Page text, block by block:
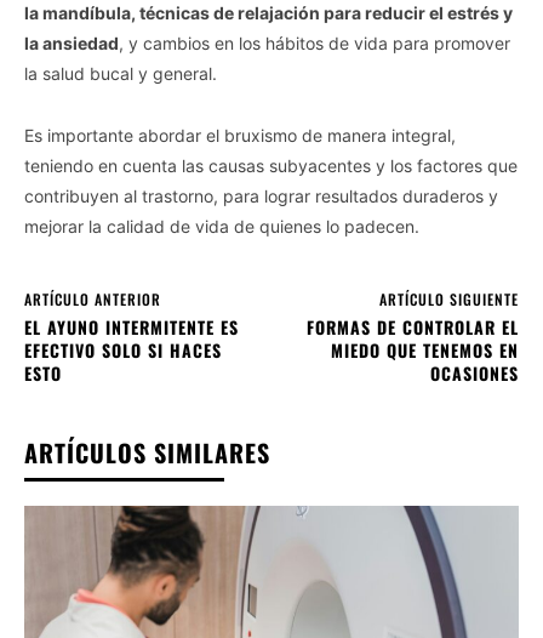
la mandíbula, técnicas de relajación para reducir el estrés y
la ansiedad, y cambios en los hábitos de vida para promover
la salud bucal y general.
Es importante abordar el bruxismo de manera integral,
teniendo en cuenta las causas subyacentes y los factores que
contribuyen al trastorno, para lograr resultados duraderos y
mejorar la calidad de vida de quienes lo padecen.
ARTÍCULO ANTERIOR
EL AYUNO INTERMITENTE ES
EFECTIVO SOLO SI HACES
ESTO
ARTÍCULO SIGUIENTE
FORMAS DE CONTROLAR EL
MIEDO QUE TENEMOS EN
OCASIONES
ARTÍCULOS SIMILARES